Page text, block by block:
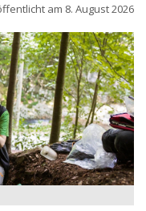
am 8. August 2026
da Stua am Monte